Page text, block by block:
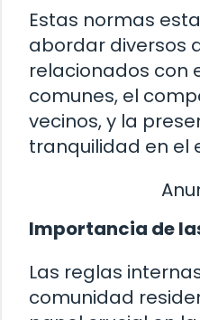
Estas normas
abordar diversos
relacionados con
comunes, el
vecinos, y la
tranquilidad en el
Importancia de
Las reglas
comunidad